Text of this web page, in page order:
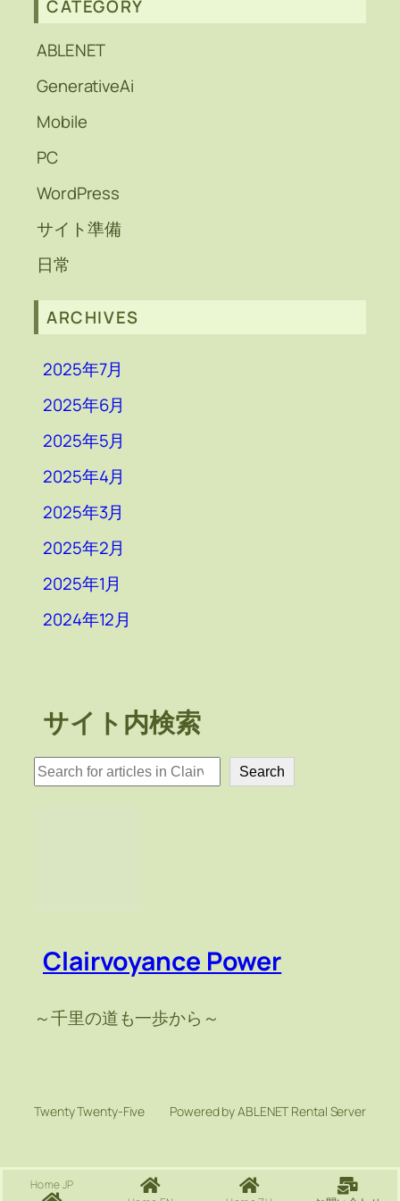
CATEGORY
ABLENET
GenerativeAi
Mobile
PC
WordPress
サイト準備
日常
ARCHIVES
2025年7月
2025年6月
2025年5月
2025年4月
2025年3月
2025年2月
2025年1月
2024年12月
サイト内検索
検
索
Search
Clairvoyance Power
～千里の道も一歩から～
Twenty Twenty-Five Powered by ABLENET Rental Server
Home JP